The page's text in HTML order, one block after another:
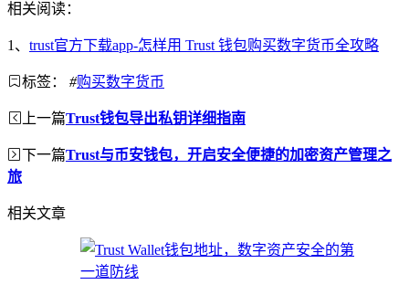
相关阅读：
1、 trust官方下载app-怎样用 Trust 钱包购买数字货币全攻略
标签： #购买数字货币
上一篇Trust钱包导出私钥详细指南
下一篇Trust与币安钱包，开启安全便捷的加密资产管理之
旅
相关文章